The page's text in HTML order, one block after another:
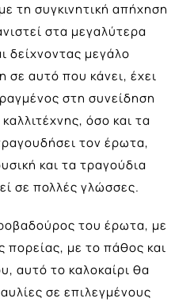
τη συγκινητική απήχηση
στα μεγαλύτερα
δείχνοντας μεγάλο
αυτό που κάνει, έχει
στη συνείδηση
όσο και τα
τον έρωτα,
και τα τραγούδια
σε πολλές γλώσσες.
του έρωτα, με
πορείας, με το πάθος και
αυτό το καλοκαίρι θα
σε επιλεγμένους